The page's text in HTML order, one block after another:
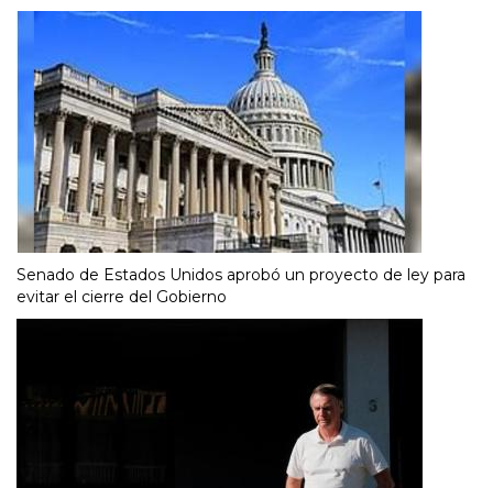
Senado de Estados Unidos aprobó un proyecto de ley para
evitar el cierre del Gobierno